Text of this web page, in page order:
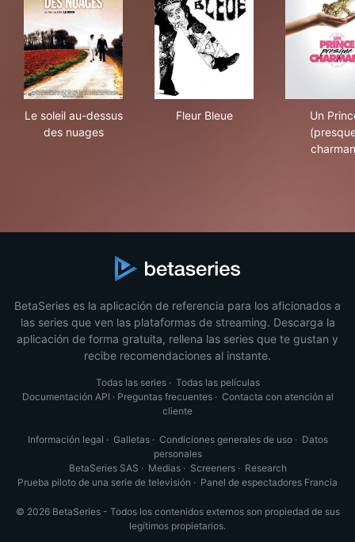
Le soleil au-dessus
des nuages
Fleur Bleue
Un
BetaSeries es la aplicación de referencia para los aficionados a
las series que ven las plataformas de streaming. Descarga la
aplicación de forma gratuita, rellena las series que te gustan y
recibe recomendaciones al instante.
Todas las series· Todas las películas
Documentación API · Preguntas frecuentes· Contacta con atención al
cliente
Información legal · Galletas· Condiciones generales de uso· Datos
personales
BetaSeries SAS · Medias· Screeners· Research
Prueba piloto de una serie de televisión · Panel de espectadores Francia
© 2026 BetaSeries - Todos los contenidos externos son propiedad de sus
legítimos propietarios.